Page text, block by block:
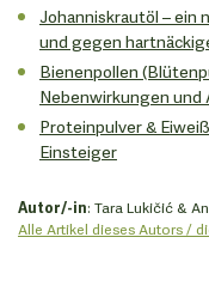
Johanniskrautöl – ein
und gegen
Bienenpollen
Nebenwirkungen und
Proteinpulver &
Einsteiger
Autor/-in: Tara Lukičić &
Alle Artikel dieses Autors /